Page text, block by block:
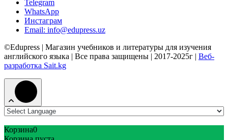
Telegram
WhatsApp
Инстаграм
Email: info@edupress.uz
©Edupress | Магазин учебников и литературы для изучения
английского языка | Все права защищены | 2017-2025г | Веб-
разработка Sait.kg
Корзина0